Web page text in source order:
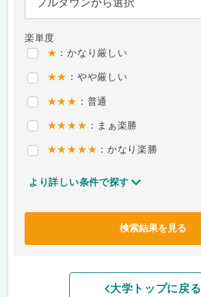
楽単度
★ ：かなり厳しい
★★ ：やや厳しい
★★★ ：普通
★★★★ ：まぁ楽勝
★★★★★ ：かなり楽勝
より詳しい条件で探す
検索結果を見る
大学トップに戻る